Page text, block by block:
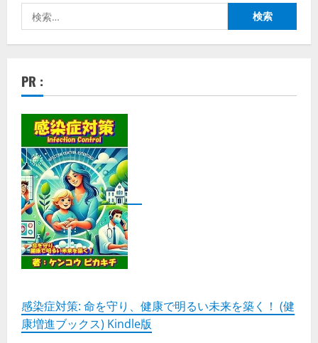
索:
PR :
感染症対策: 命を守り、健康で明るい未来を築く！ (健
康増進ブックス) Kindle版